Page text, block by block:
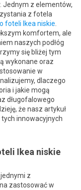
Jednym z elementów,
z fotela
foteli Ikea niskie
komfortem, ale
naszych podłóg
się bliżej tym
wykonane oraz
w
dlaczego
i jakie mogą
długofalowego
że nasz artykuł
innowacyjnych
Ikea niskie
z
zastosować w